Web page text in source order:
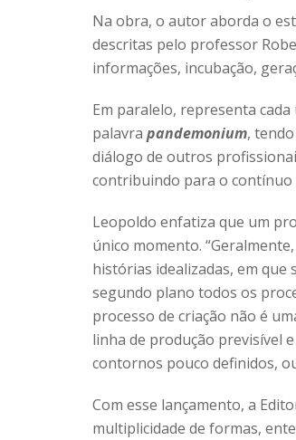
Na obra, o autor aborda o
descritas pelo professor
informações, incubação,
Em paralelo, representa
palavra pandemonium,
diálogo de outros
contribuindo para o
Leopoldo enfatiza que um
único momento.
histórias idealizadas, em
segundo plano todos os
processo de criação não é
linha de produção previsível
contornos pouco definidos,
Com esse lançamento, a
multiplicidade de formas,